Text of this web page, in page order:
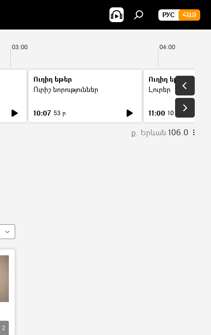
РУС ՀԱՅ
03:00 04:00
Ուղիղ եթեր
Ուրիշ նորություններ
10:07 53 ր
Ուղիղ եթեր
Լուրեր
11:00 10 ր
ք. Երևան 106.0
2